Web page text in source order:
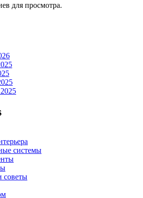
для просмотра.
системы